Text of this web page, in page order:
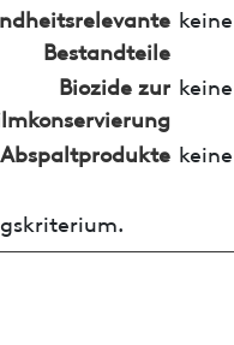
Bestandteile
keine
Biozide zur keine
Abspaltprodukte keine